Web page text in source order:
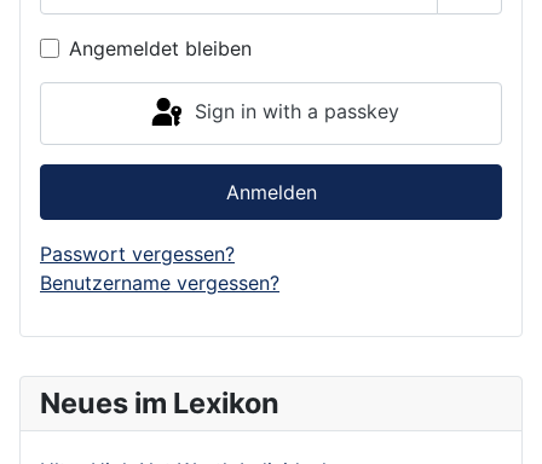
Neues im Lexikon
Show
Angemeldet bleiben
Sign in with a passkey
Anmelden
Passwort vergessen?
Benutzername vergessen?